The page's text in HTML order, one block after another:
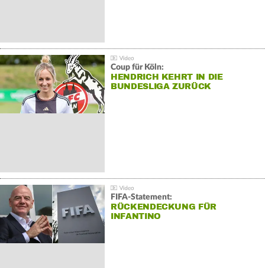
Coup für Köln:
HENDRICH KEHRT IN DIE
BUNDESLIGA ZURÜCK
FIFA-Statement:
RÜCKENDECKUNG FÜR
INFANTINO